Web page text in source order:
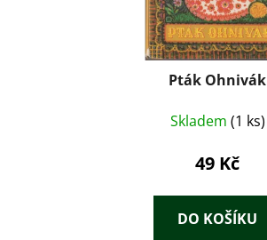
Pták Ohnivák
Skladem (1 ks)
49 Kč
DO KOŠÍKU